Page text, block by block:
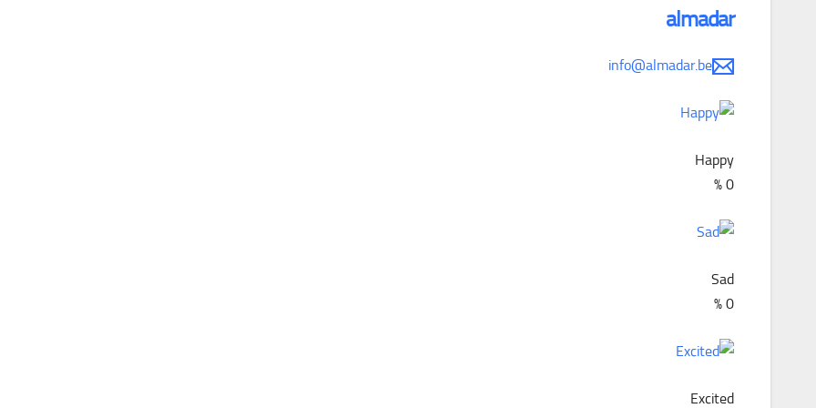
almadar
info@almadar.be
Happy
0
%
Sad
0
%
Excited